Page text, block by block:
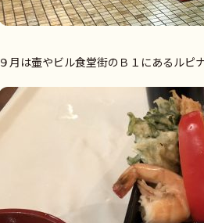
９月は壷やビル食堂街のＢ１にあるルピ